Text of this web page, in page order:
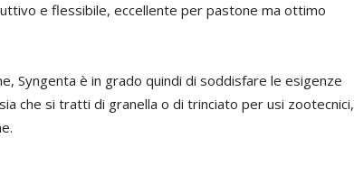
e flessibile, eccellente per pastone ma ottimo
Syngenta è in grado quindi di soddisfare le esigenze
che si tratti di granella o di trinciato per usi zootecnici,